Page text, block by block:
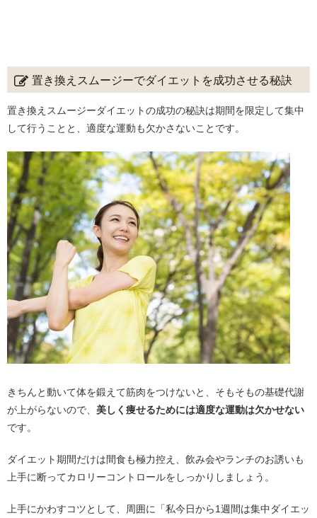
置き換えスムージーでダイエットを成功させる秘訣
置き換えスムージーダイエットの成功の秘訣は期間を限定して集中
して行うことと、適度な運動も欠かさないことです。
きちんと動いて体を鍛えて筋肉をつけないと、そもそもの基礎代謝
が上がらないので、 美しく痩せるためには適度な運動は欠かせない
です。
ダイエット期間だけは間食も極力控え、飲み会やランチのお誘いも
上手に断ってカロリーコントロールをしっかりしましょう。
上手にかわすコツとして、周囲に「私今日から1週間は集中ダイエッ